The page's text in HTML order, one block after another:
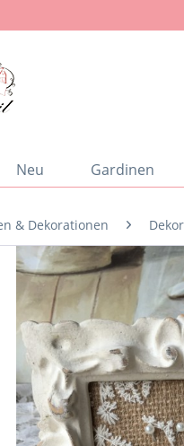
Neu Gardinen
& Dekorationen